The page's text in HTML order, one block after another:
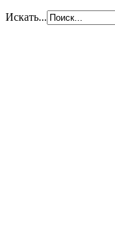
Искать...